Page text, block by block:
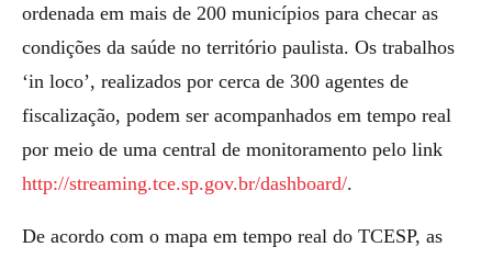
ordenada em mais de 200 municípios para checar as
condições da saúde no território paulista. Os trabalhos
‘in loco’, realizados por cerca de 300 agentes de
fiscalização, podem ser acompanhados em tempo real
por meio de uma central de monitoramento pelo link
http://streaming.tce.sp.gov.br/dashboard/.
De acordo com o mapa em tempo real do TCESP, as